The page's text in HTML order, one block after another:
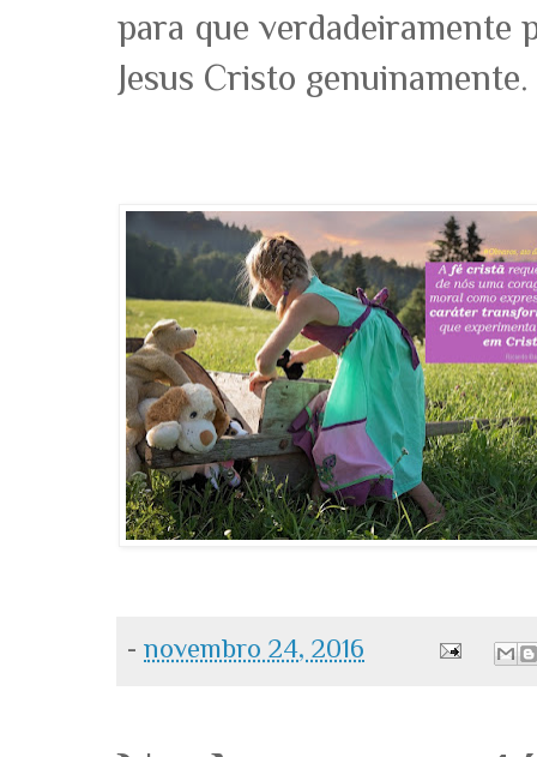
para que verdadeiramente
Jesus Cristo
-novembro 24, 2016